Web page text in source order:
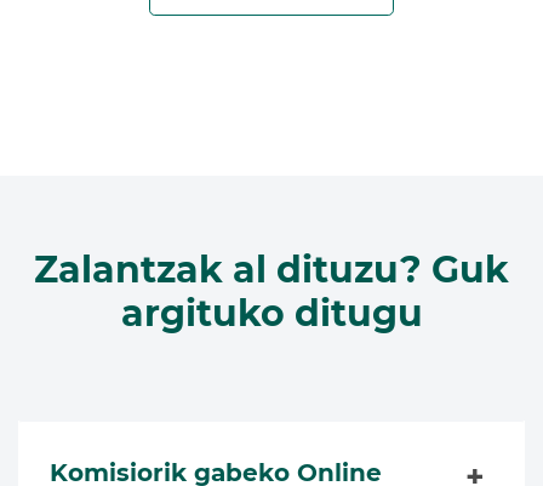
Zalantzak al dituzu? Guk
argituko ditugu
Komisiorik gabeko Online